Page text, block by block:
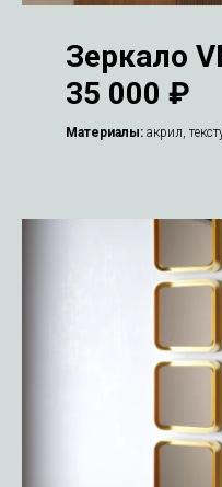
Зеркало
35 000 ₽
Материалы: акрил,